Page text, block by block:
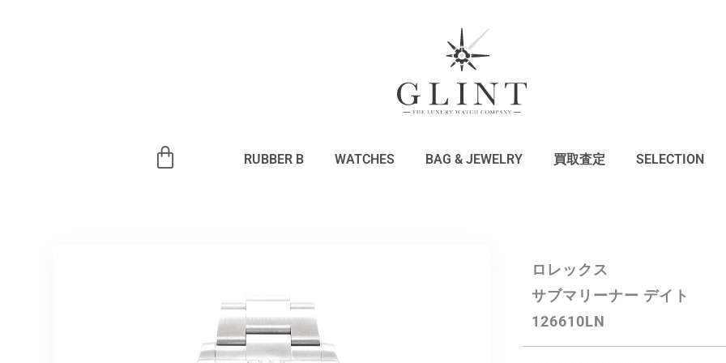
RUBBER B WATCHES BAG & JEWELRY 買取査定 SELECTION
ロレックス
サブマリーナー デイト
126610LN